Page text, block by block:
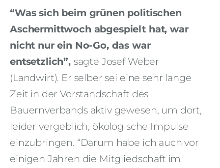
“Was sich beim grünen politischen
Aschermittwoch abgespielt hat, war
nicht nur ein No-Go, das war
entsetzlich”, sagte Josef Weber
(Landwirt). Er selber sei eine sehr lange
Zeit in der Vorstandschaft des
Bauernverbands aktiv gewesen, um dort,
leider vergeblich, ökologische Impulse
einzubringen. “Darum habe ich auch vor
einigen Jahren die Mitgliedschaft im